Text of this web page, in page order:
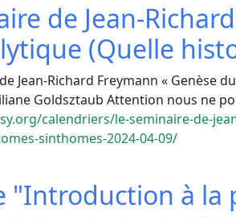
de Jean-
(Quelle
Jean-Richard Freymann «
Goldsztaub Attention nous ne
calendriers/le-seminaire-de-
sinthomes-2024-04-09/
"Introduction à la